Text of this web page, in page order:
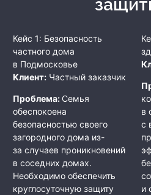
Кейс 1: Безопасность
частного дома
в Подмосковье
Клиент: Частный заказчик
Проблема: Семья
обеспокоена
безопасностью своего
загородного дома из-
за случаев проникновений
в соседних домах.
Необходимо обеспечить
круглосуточную защиту
в
с
и